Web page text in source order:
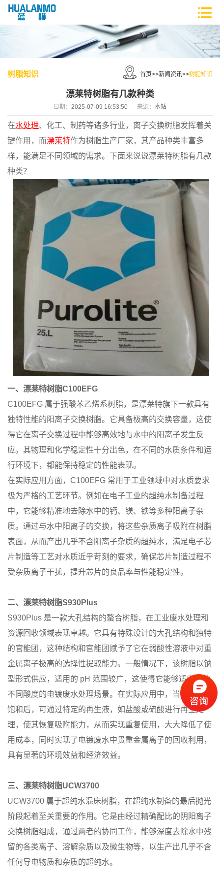
树脂知识 首页>>新闻资讯>>树脂知识
漂莱特树脂有几款种类
日期： 2025-07-09 16:53:50 来源： 本站
在水处理、化工、制药等诸多行业，离子交换树脂发挥着关
键作用，而漂莱特作为树脂生产厂家，其产品种类丰富多
样，能满足不同领域的需求。下面来说说漂莱特树脂有几款
种类？
一、漂莱特树脂C100EFG
C100EFG 属于强酸苯乙烯系树脂，是漂莱特旗下一款具有
独特性能的阳离子交换树脂。它具备极高的交换容量，这使
得它在离子交换过程中能够高效地与水中的阳离子发生反
应。其物理和化学稳定性十分出色，在不同的水质条件和运
行环境下，都能保持稳定的性能表现。
在实际应用方面，C100EFG 常用于工业领域中对水质要求
极为严格的工艺环节。例如在电子工业的超纯水制备过程
中，它能够精准地去除水中的钙、镁、铁等多种阳离子杂
质。通过与水中阳离子的交换，将这些杂质离子吸附在树脂
表面，从而产出几乎不含阳离子杂质的超纯水，满足电子芯
片制造等工艺对水质近乎苛刻的要求，确保芯片制造过程不
受杂质离子干扰，提升芯片的良品率与性能稳定性。
二、漂莱特树脂S930Plus
S930Plus 是一款大孔结构的螯合树脂，在工业废水处理和
资源回收领域表现卓越。它具有特殊设计的大孔结构和独特
的官能团，这种结构和官能团赋予了它在弱酸性溶液中对重
金属离子极高的选择性提取能力。一般情况下，该树脂以钠
型形式供应，适用的 pH 范围较广，这使得它能够适应多种
不同酸度的电镀废水处理场景。在实际应用中，当树脂吸附
饱和后，可通过特定的再生液，如盐酸或硫酸进行再生处
理，使其恢复吸附能力，从而实现重复使用，大大降低了使
用成本，同时实现了电镀废水中贵重金属离子的回收利用，
具有显著的环境效益和经济效益。
三、漂莱特树脂UCW3700
UCW3700 属于超纯水混床树脂，在超纯水制备的最后抛光
阶段起着至关重要的作用。它是由经过精确配比的阴阳离子
交换树脂组成，通过两者的协同工作，能够深度去除水中残
留的各类离子、溶解杂质以及微生物等，以生产出几乎不含
任何导电物质和杂质的超纯水。